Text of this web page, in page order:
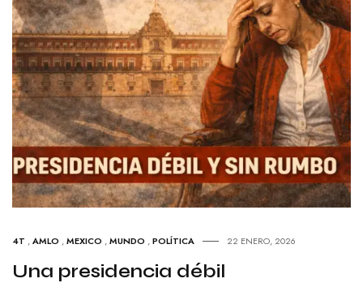
4T ,AMLO ,MEXICO ,MUNDO ,POLÍTICA 22 ENERO, 2026
Una presidencia débil